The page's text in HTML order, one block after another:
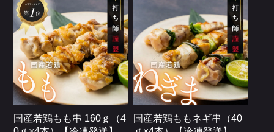
国産若鶏もも串 160ｇ（4
国産若鶏ももネギ串（40